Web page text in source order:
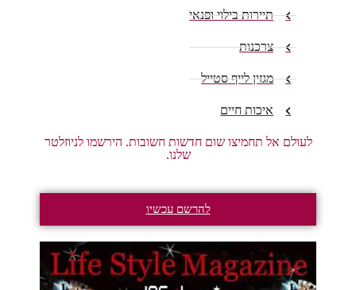
תיירות בילוי ופנאי
צרכנות
מגזין לייף סטייל
איכות חיים
לעולם אל תחמיצו שום חדשות חשובות. הירשמו לניוזלטר
שלנו.
להרשם עכשיו